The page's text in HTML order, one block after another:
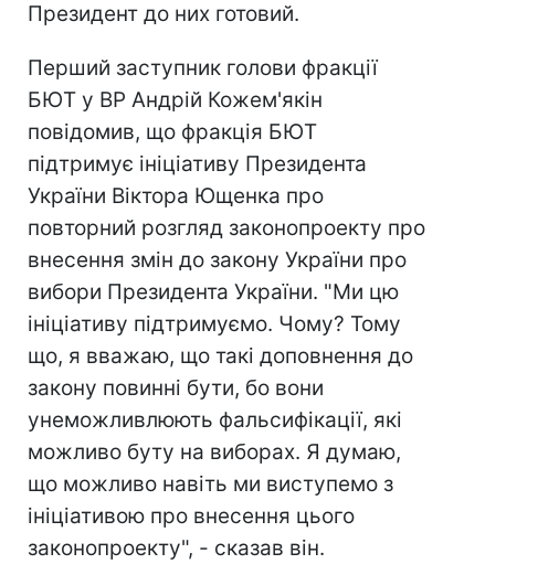
Президент до них готовий.
Перший заступник голови фракції
БЮТ у ВР Андрій Кожем'якін
повідомив, що фракція БЮТ
підтримує ініціативу Президента
України Віктора Ющенка про
повторний розгляд законопроекту про
внесення змін до закону України про
вибори Президента України. "Ми цю
ініціативу підтримуємо. Чому? Тому
що, я вважаю, що такі доповнення до
закону повинні бути, бо вони
унеможливлюють фальсифікації, які
можливо буту на виборах. Я думаю,
що можливо навіть ми виступемо з
ініціативою про внесення цього
законопроекту", - сказав він.